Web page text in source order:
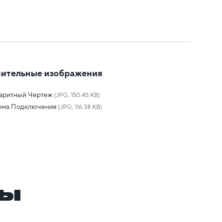
изображения
Чертеж (JPG, 150.45 KB)
Подключения (JPG, 116.38 KB)